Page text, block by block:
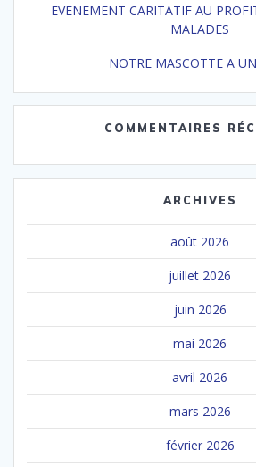
EVENEMENT CARITATIF AU
MALADES
NOTRE MASCOTTE A
COMMENTAIRES
ARCHIVES
août 2026
juillet 2026
juin 2026
mai 2026
avril 2026
mars 2026
février 2026